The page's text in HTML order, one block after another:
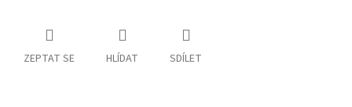
ZEPTAT SE HLÍDAT SDÍLET